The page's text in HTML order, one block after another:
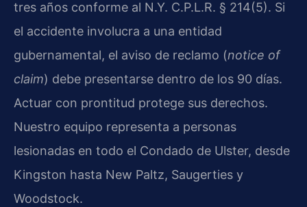
tres años conforme al N.Y. C.P.L.R. § 214(5). Si
el accidente involucra a una entidad
gubernamental, el aviso de reclamo (notice of
claim) debe presentarse dentro de los 90 días.
Actuar con prontitud protege sus derechos.
Nuestro equipo representa a personas
lesionadas en todo el Condado de Ulster, desde
Kingston hasta New Paltz, Saugerties y
Woodstock.